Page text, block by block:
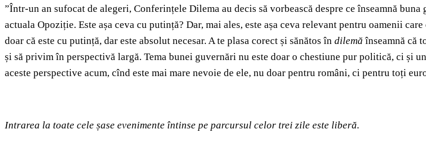
”Într-un an sufocat de alegeri, Conferințele Dilema au decis să vorbească despre ce înseamnă
actuala Opoziție. Este așa ceva cu putință? Dar, mai ales, este așa ceva relevant pentru oamenii
doar că este cu putință, dar este absolut necesar. A te plasa corect și sănătos în dilemăînseamnă că
și să privim în perspectivă largă. Tema bunei guvernări nu este doar o chestiune pur politică, ci și
aceste perspective acum, cînd este mai mare nevoie de ele, nu doar pentru români, ci pentru toți
Intrarea la toate cele șase evenimente întinse pe parcursul celor trei zile este liberă.